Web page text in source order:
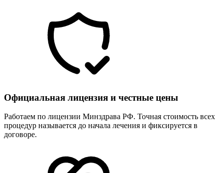
Официальная лицензия и честные цены
Работаем по лицензии Минздрава РФ. Точная стоимость всех
процедур называется до начала лечения и фиксируется в
договоре.